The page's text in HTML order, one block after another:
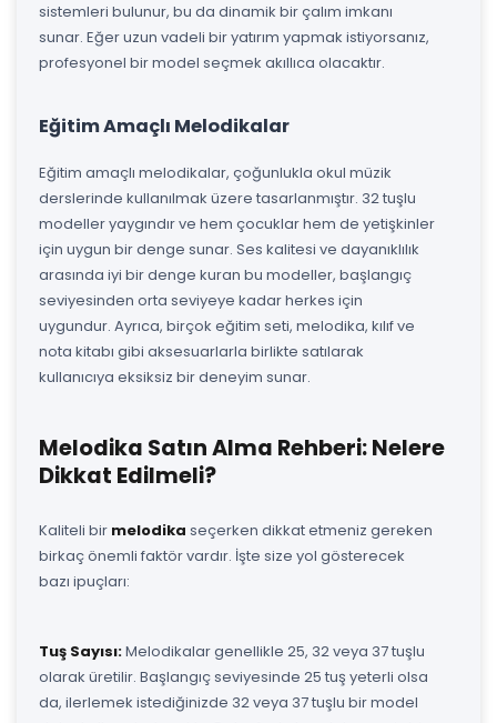
sistemleri bulunur, bu da dinamik bir çalım imkanı
sunar. Eğer uzun vadeli bir yatırım yapmak istiyorsanız,
profesyonel bir model seçmek akıllıca olacaktır.
Eğitim Amaçlı Melodikalar
Eğitim amaçlı melodikalar, çoğunlukla okul müzik
derslerinde kullanılmak üzere tasarlanmıştır. 32 tuşlu
modeller yaygındır ve hem çocuklar hem de yetişkinler
için uygun bir denge sunar. Ses kalitesi ve dayanıklılık
arasında iyi bir denge kuran bu modeller, başlangıç
seviyesinden orta seviyeye kadar herkes için
uygundur. Ayrıca, birçok eğitim seti, melodika, kılıf ve
nota kitabı gibi aksesuarlarla birlikte satılarak
kullanıcıya eksiksiz bir deneyim sunar.
Melodika Satın Alma Rehberi: Nelere
Dikkat Edilmeli?
Kaliteli bir melodika seçerken dikkat etmeniz gereken
birkaç önemli faktör vardır. İşte size yol gösterecek
bazı ipuçları:
Tuş Sayısı:Melodikalar genellikle 25, 32 veya 37 tuşlu
olarak üretilir. Başlangıç seviyesinde 25 tuş yeterli olsa
da, ilerlemek istediğinizde 32 veya 37 tuşlu bir model